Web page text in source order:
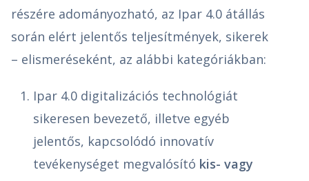
részére adományozható, az Ipar 4.0 átállás
során elért jelentős teljesítmények, sikerek
– elismeréseként, az alábbi kategóriákban:
Ipar 4.0 digitalizációs technológiát
sikeresen bevezető, illetve egyéb
jelentős, kapcsolódó innovatív
tevékenységet megvalósító kis- vagy